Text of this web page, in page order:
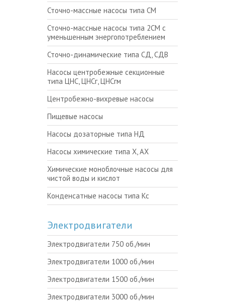
Сточно-массные насосы типа СМ
Сточно-массные насосы типа 2СМ с
уменьшенным энергопотреблением
Сточно-динамические типа СД, СДВ
Насосы центробежные секционные
типа ЦНС, ЦНСг, ЦНСгм
Центробежно-вихревые насосы
Пищевые насосы
Насосы дозаторные типа НД
Насосы химические типа Х, АХ
Химические моноблочные насосы для
чистой воды и кислот
Конденсатные насосы типа Кс
Электродвигатели
Электродвигатели 750 об./мин
Электродвигатели 1000 об./мин
Электродвигатели 1500 об./мин
Электродвигатели 3000 об./мин